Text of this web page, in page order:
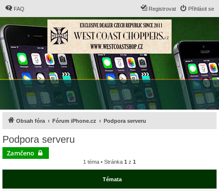
FAQ Přihlásit se
Registrovat
Obsah fóra Fórum iPhone.cz Podpora serveru
Podpora serveru
Zamčeno
1 téma • Stránka 1 z 1
Témata